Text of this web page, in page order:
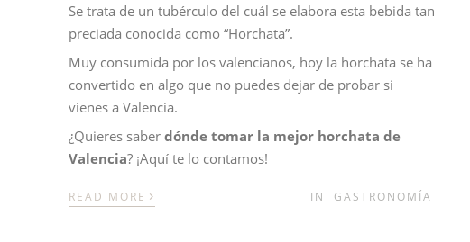
Se trata de un tubérculo del cuál se elabora esta bebida tan
preciada conocida como “Horchata”.
Muy consumida por los valencianos, hoy la horchata se ha
convertido en algo que no puedes dejar de probar si
vienes a Valencia.
¿Quieres saberdónde tomar la mejor horchata de
Valencia? ¡Aquí te lo contamos!
READ MORE › IN GASTRONOMÍA